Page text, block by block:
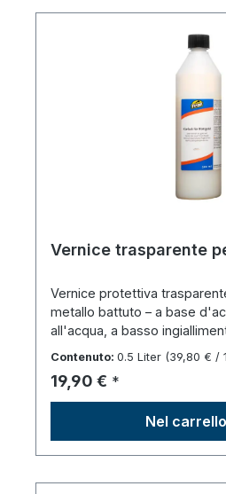
Vernice trasparente
Vernice protettiva
metallo battuto – a base
all'acqua, a basso
Contenuto: 0.5 Liter (39,80 € /
Prezzo normale:
19,90 € *
Nel carrello